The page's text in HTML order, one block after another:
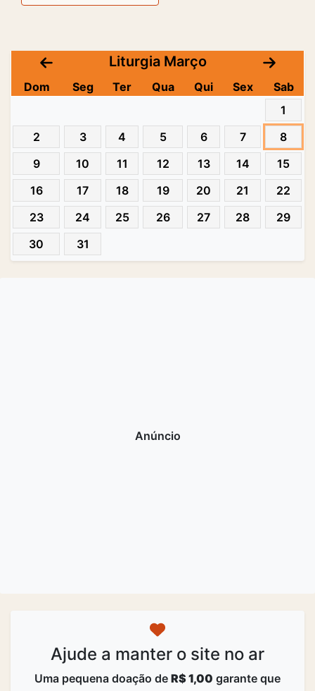
Liturgia Março
Dom Seg Ter Qua Qui Sex
Sab
1
2
3 4 5 6 7
8
9
10 11 12 13 14
15
16
17 18 19 20 21
22
23
24 25 26 27 28
29
30
31
Ajude a manter o site no ar
Uma pequena doação de R$ 1,00 garante que